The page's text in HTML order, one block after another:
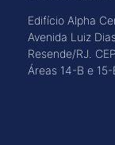
Edifício Alpha
Avenida Luiz
Resende/RJ.
Áreas 14-B e 15-